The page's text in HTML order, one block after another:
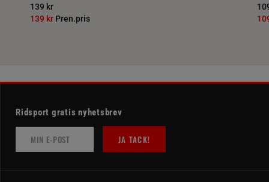
139 kr
139 kr Pren.pris
Ridsport gratis nyhetsbrev
JA TACK!